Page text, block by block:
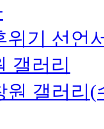
위기 선언
갤러리
원 갤러리(